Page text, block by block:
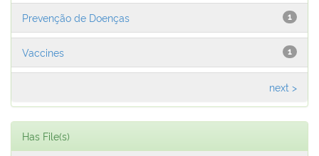
1
Prevenção de Doenças
1
Vaccines
next >
Has File(s)